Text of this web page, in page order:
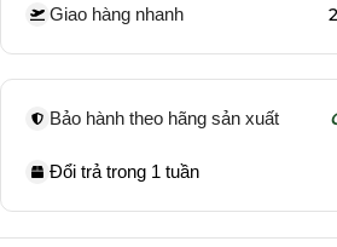
Giao hàng nhanh
Bảo hành theo hãng sản xuất
Đổi trả trong 1 tuần